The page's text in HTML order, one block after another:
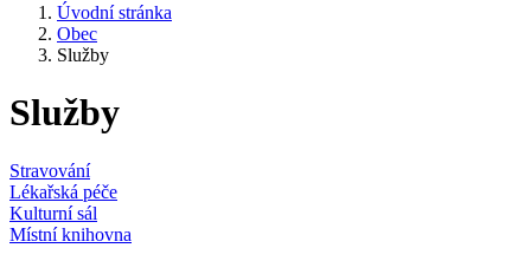
Úvodní stránka
Obec
Služby
Služby
Stravování
Lékařská péče
Kulturní sál
Místní knihovna